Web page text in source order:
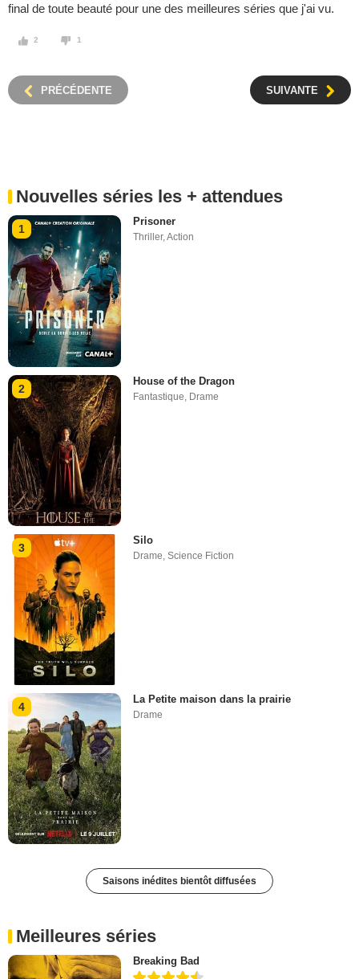
final de toute beauté pour une des meilleures séries que j'ai vu.
2 1
PRÉCÉDENTE SUIVANTE
Nouvelles séries les + attendues
1
Prisoner
Thriller,Action
2
House of the Dragon
Fantastique Drame
3
Silo
Drame,Science Fiction
4
La Petite maison dans la prairie
Drame
Saisons inédites bientôt diffusées
Meilleures séries
Breaking Bad